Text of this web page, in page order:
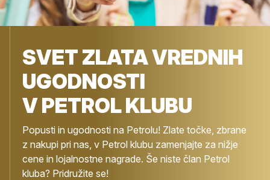
SVET ZLATA VREDNIH
UGODNOSTI
V PETROL KLUBU
Popusti in ugodnosti na Petrolu! Zlate točke, zbrane
z nakupi pri nas, v Petrol klubu zamenjajte za nižje
cene in lojalnostne nagrade. Še niste član Petrol
kluba? Pridružite se!